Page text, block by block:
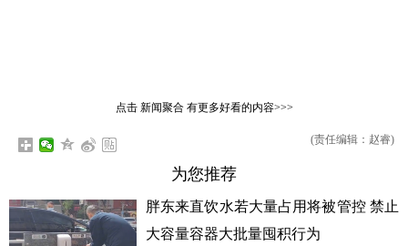
点击 新闻聚合有更多好看的内容>>>
(责任编辑：赵睿)
为您推荐
胖东来直饮水若大量占用将被管控 禁止
大容量容器大批量囤积行为